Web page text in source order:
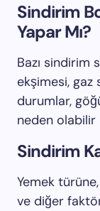
Sindirim
Yapar Mı?
Bazı sindirim
ekşimesi, gaz
durumlar,
neden olabilir
Sindirim
Yemek
ve diğer